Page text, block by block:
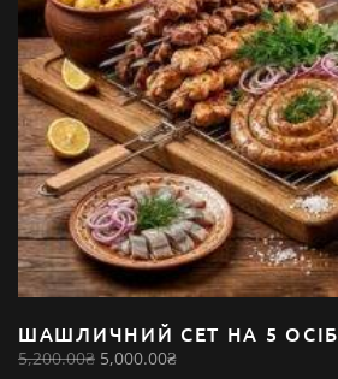
ШАШЛИЧНИЙ СЕТ НА 5 ОСІБ
5,200.00₴ Оригінальна
5,000.00₴Поточна